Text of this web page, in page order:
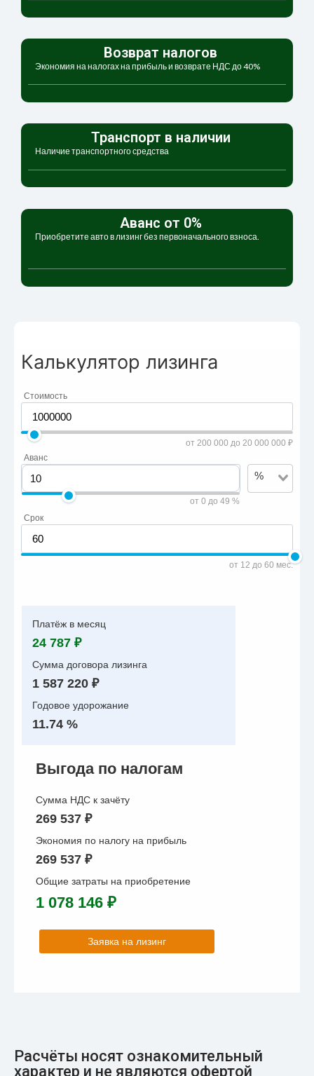
Возврат налогов
Экономия на налогах на прибыль и возврате НДС до 40%
Транспорт в наличии
Наличие транспортного средства
Аванс от 0%
Приобретите авто в лизинг без первоначального взноса.
Калькулятор лизинга
Стоимость
от 200 000 до 20 000 000 ₽
Аванс
от 0 до 49 %
%
Срок
от 12 до 60 мес.
Платёж в месяц
24 787 ₽
Сумма договора лизинга
1 587 220 ₽
Годовое удорожание
11.74 %
Выгода по налогам
Сумма НДС к зачёту
269 537 ₽
Экономия по налогу на прибыль
269 537 ₽
Общие затраты на приобретение
1 078 146 ₽
Заявка на лизинг
Расчёты носят ознакомительный
характер и не являются офертой